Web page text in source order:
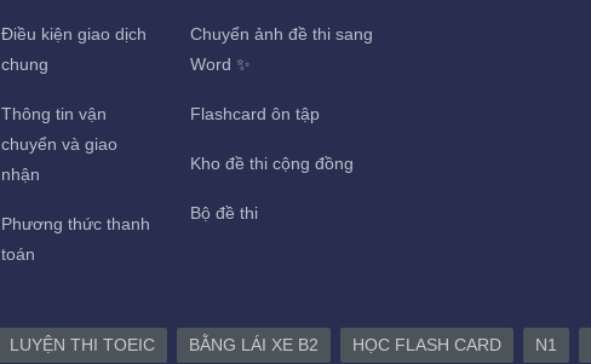
Điều kiện giao dịch
chung
Thông tin vận
chuyển và giao
nhận
Phương thức thanh
toán
Chuyển ảnh đề thi sang
Word ✨
Flashcard ôn tập
Kho đề thi cộng đồng
Bộ đề thi
LUYỆN THI TOEIC BẰNG LÁI XE B2 HỌC FLASH CARD N1